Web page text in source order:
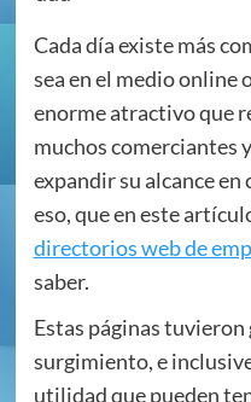
Cada día existe más
sea en el medio online
enorme atractivo que
muchos comerciantes
expandir su alcance en
eso, que en este
directorios web de
saber.
Estas páginas
surgimiento, e
utilidad que pueden